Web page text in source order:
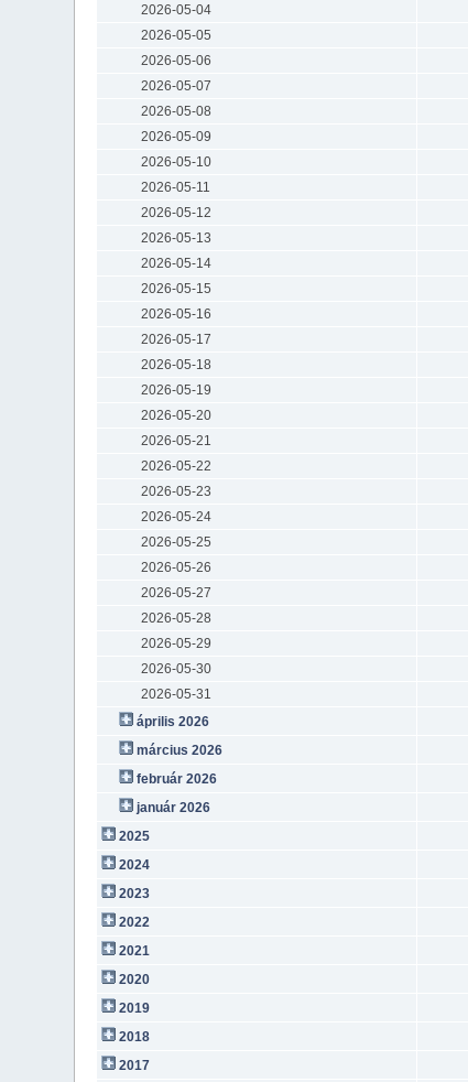
2026-05-04
2026-05-05
2026-05-06
2026-05-07
2026-05-08
2026-05-09
2026-05-10
2026-05-11
2026-05-12
2026-05-13
2026-05-14
2026-05-15
2026-05-16
2026-05-17
2026-05-18
2026-05-19
2026-05-20
2026-05-21
2026-05-22
2026-05-23
2026-05-24
2026-05-25
2026-05-26
2026-05-27
2026-05-28
2026-05-29
2026-05-30
2026-05-31
április 2026
március 2026
február 2026
január 2026
2025
2024
2023
2022
2021
2020
2019
2018
2017